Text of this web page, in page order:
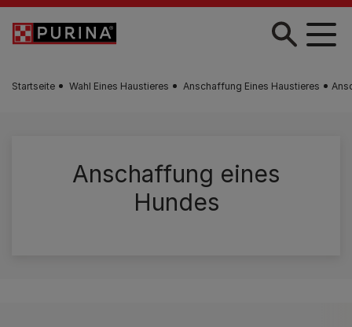
Skip to main content
Startseite Wahl Eines Haustieres Anschaffung Eines Haustieres
Anschaffung eines
Hundes